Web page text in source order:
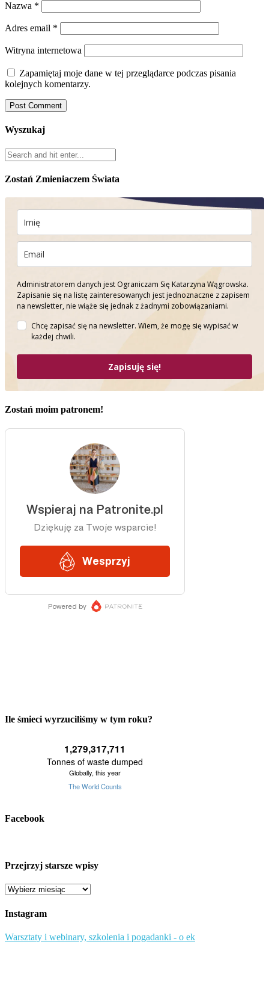
Nazwa *
Adres email *
Witryna internetowa
Zapamiętaj moje dane w tej przeglądarce podczas pisania
kolejnych komentarzy.
Wyszukaj
Zostań Zmieniaczem Świata
Administratorem danych jest Ograniczam Się Katarzyna Wągrowska.
Zapisanie się na listę zainteresowanych jest jednoznaczne z zapisem
na newsletter, nie wiąże się jednak z żadnymi zobowiązaniami.
Chcę zapisać się na newsletter. Wiem, że mogę się wypisać w
każdej chwili.
Zapisuję się!
Zostań moim patronem!
Ile śmieci wyrzuciliśmy w tym roku?
Facebook
Przejrzyj starsze wpisy
Przejrzyj
wpisy
Instagram
Warsztaty i webinary, szkolenia i pogadanki - o ek